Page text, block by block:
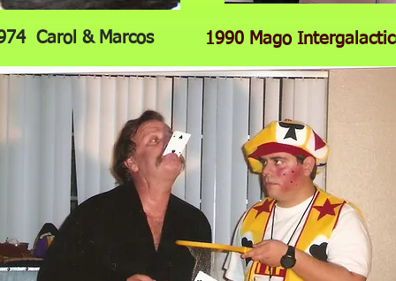
Carol & Marcos 1990 Mago